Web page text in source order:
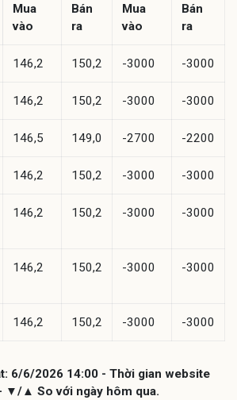
Mua
vào
Bán
ra
Mua
vào
Bán
ra
146,2 150,2 -3000 -3000
146,2 150,2 -3000 -3000
146,5 149,0 -2700 -2200
146,2 150,2 -3000 -3000
146,2 150,2 -3000 -3000
146,2 150,2 -3000 -3000
146,2 150,2 -3000 -3000
6/6/2026 14:00 - Thời gian website
▼/▲ So với ngày hôm qua.